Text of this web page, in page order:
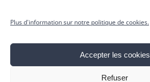
Plus d'information sur notre politique de cookies.
Accepter les cookies
Refuser
réservés